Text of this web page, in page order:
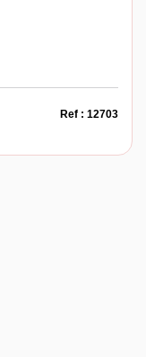
Ref : 12703